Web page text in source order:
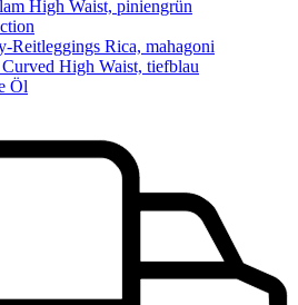
High Waist, piniengrün
Reitleggings Rica, mahagoni
High Waist, tiefblau
Öl